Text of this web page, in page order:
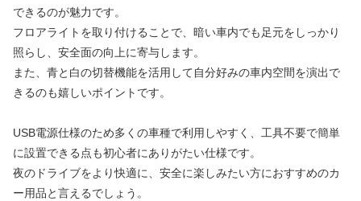
できるのが魅力です。
フロアライトを取り付けることで、暗い車内でも足元をしっかり
照らし、安全面の向上に寄与します。
また、青と白の切替機能を活用して自分好みの車内空間を演出で
きるのも嬉しいポイントです。
USB電源仕様のため多くの車種で利用しやすく、工具不要で簡単
に設置できる点も初心者にありがたい仕様です。
夜のドライブをより快適に、安全に楽しみたい方におすすめのカ
ー用品と言えるでしょう。